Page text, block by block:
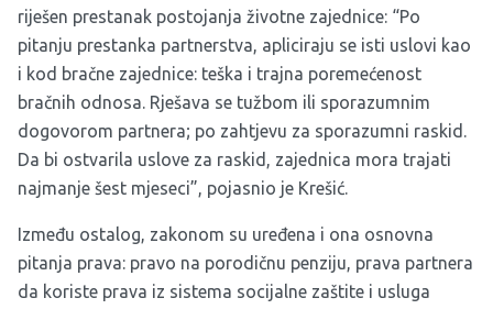
riješen prestanak postojanja životne zajednice: “Po
pitanju prestanka partnerstva, apliciraju se isti uslovi kao
i kod bračne zajednice: teška i trajna poremećenost
bračnih odnosa. Rješava se tužbom ili sporazumnim
dogovorom partnera; po zahtjevu za sporazumni raskid.
Da bi ostvarila uslove za raskid, zajednica mora trajati
najmanje šest mjeseci”, pojasnio je Krešić.
Između ostalog, zakonom su uređena i ona osnovna
pitanja prava: pravo na porodičnu penziju, prava partnera
da koriste prava iz sistema socijalne zaštite i usluga